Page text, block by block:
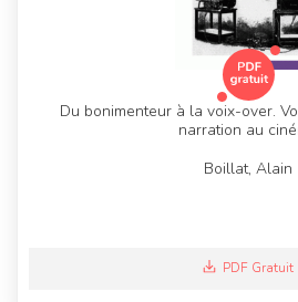
Du bonimenteur à la voix-over.
narration au
Boillat, Alain
PDF Gratuit